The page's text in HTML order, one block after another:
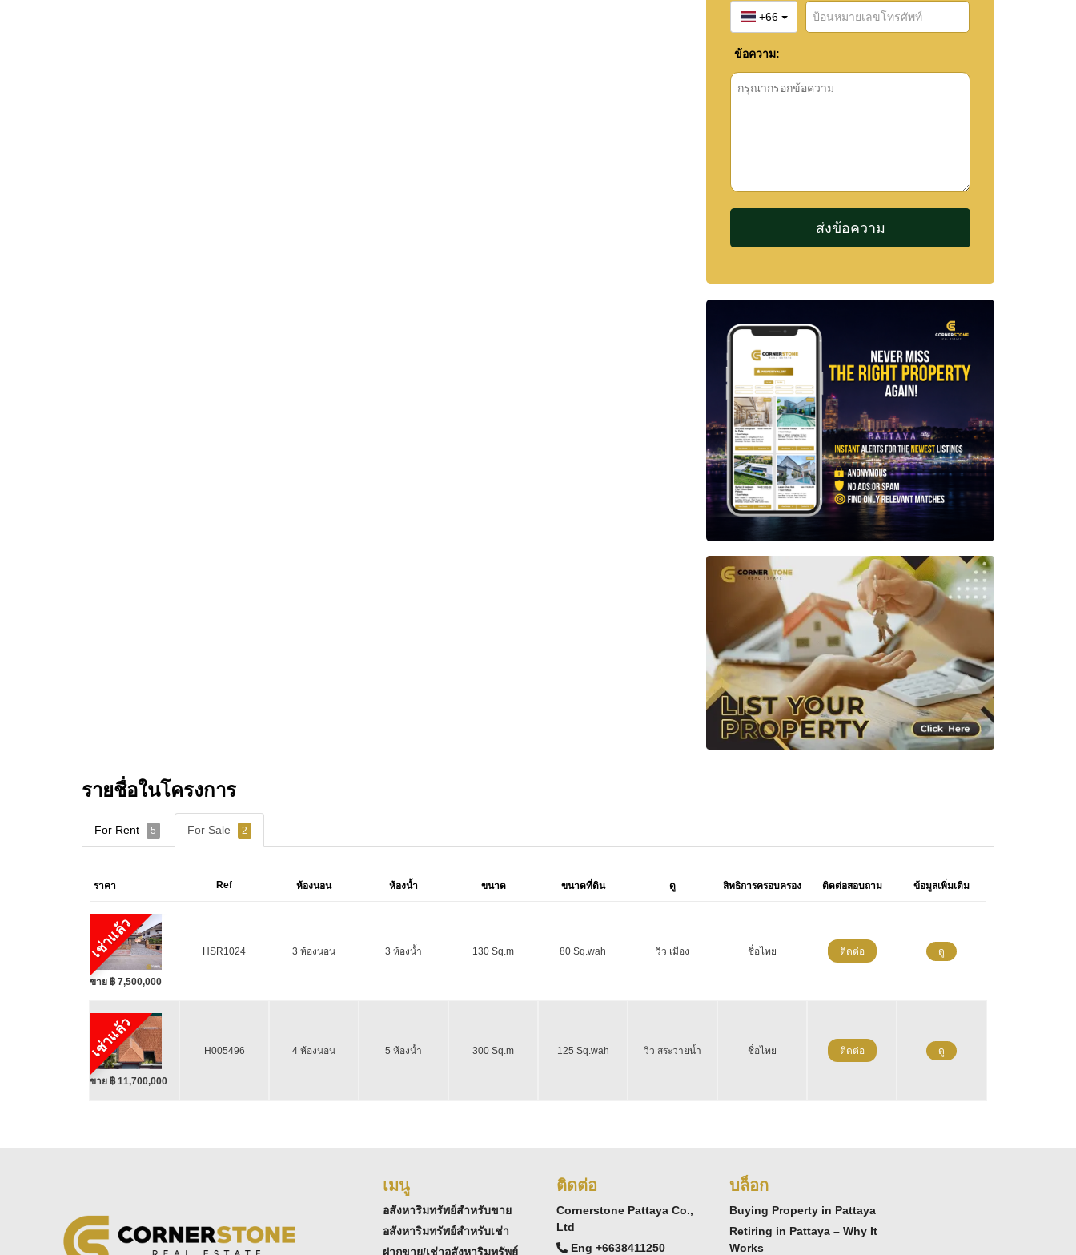
+66
ข้อความ:
รายชื่อในโครงการ
For Rent 5 For Sale 2
ราคา Ref ห้องนอน ห้องน้ำ ขนาด ขนาดที่ดิน ดู สิทธิการครอบครอง ติดต่อสอบถาม ข้อมูลเพิ่มเติม
เช่าแล้ว
ขาย ฿ 7,500,000
HSR1024 3 ห้องนอน 3 ห้องน้ำ 130 Sq.m 80 Sq.wah วิว เมือง ชื่อไทย ติดต่อ ดู
เช่าแล้ว
ขาย ฿ 11,700,000
H005496 4 ห้องนอน 5 ห้องน้ำ 300 Sq.m 125 Sq.wah วิว สระว่ายน้ำ ชื่อไทย ติดต่อ ดู
เมนู
อสังหาริมทรัพย์สำหรับขาย
อสังหาริมทรัพย์สำหรับเช่า
ฝากขาย/เช่าอสังหาริมทรัพย์
ติดต่อ
Cornerstone Pattaya Co.,
Ltd
Eng +6638411250
บล็อก
Buying Property in Pattaya
Retiring in Pattaya – Why It
Works